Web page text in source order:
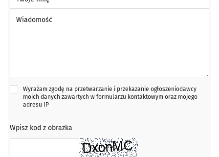
Wyrażam zgodę na przetwarzanie i przekazanie ogłoszeniodawcy
moich danych zawartych w formularzu kontaktowym oraz mojego
adresu IP
Wpisz kod z obrazka